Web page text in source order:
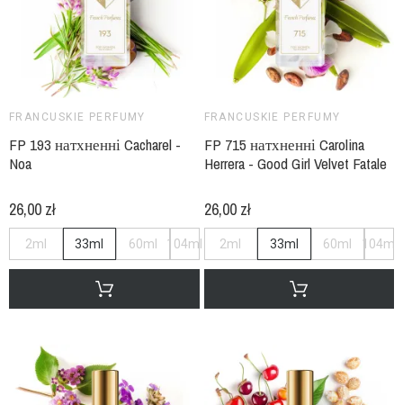
FRANCUSKIE PERFUMY
FP 193 натхненні Cacharel -
Noa
26,00 zł
2ml 33ml 60ml 104ml
FRANCUSKIE PERFUMY
FP 715 натхненні Carolina
Herrera - Good Girl Velvet Fatale
26,00 zł
2ml 33ml 60ml 104ml